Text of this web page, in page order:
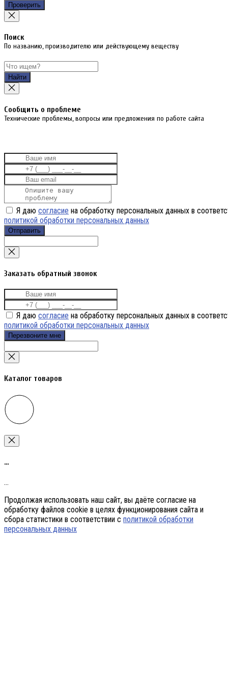
Проверить
Поиск
По названию, производителю или действующему веществу
Найти
Cообщить о проблеме
Технические проблемы, вопросы или предложения по работе сайта
Я даю согласие на обработку персональных данных в
политикой обработки персональных данных
Отправить
Заказать обратный звонок
Я даю согласие на обработку персональных данных в
политикой обработки персональных данных
Перезвоните мне
Каталог товаров
…
…
Продолжая использовать наш сайт, вы даёте согласие на
обработку файлов cookie в целях функционирования сайта и
сбора статистики в соответствии с политикой обработки
персональных данных